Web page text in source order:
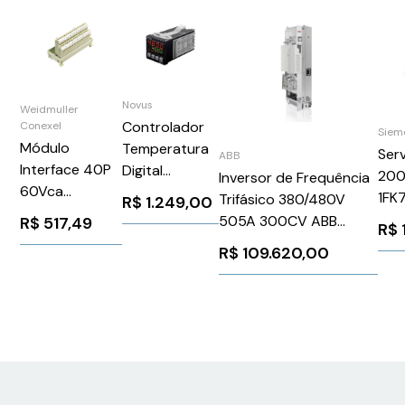
Weidmuller
Conexel
Módulo
Interface 40P
60Vca
RSF40LPK2H42
Weidmuller
R$ 517,49
Novus
Controlador
Temperatura
Digital
Programável 3
Reversíveis
R$ 1.249,00
ABB
Inversor de Frequência
Trifásico 380/480V
505A 300CV ABB
3BBR50000047973P01
R$ 109.620,00
R$